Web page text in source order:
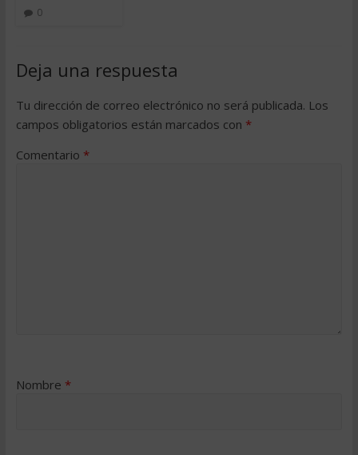
0
Deja una respuesta
Tu dirección de correo electrónico no será publicada. Los
campos obligatorios están marcados con *
Comentario *
Nombre *